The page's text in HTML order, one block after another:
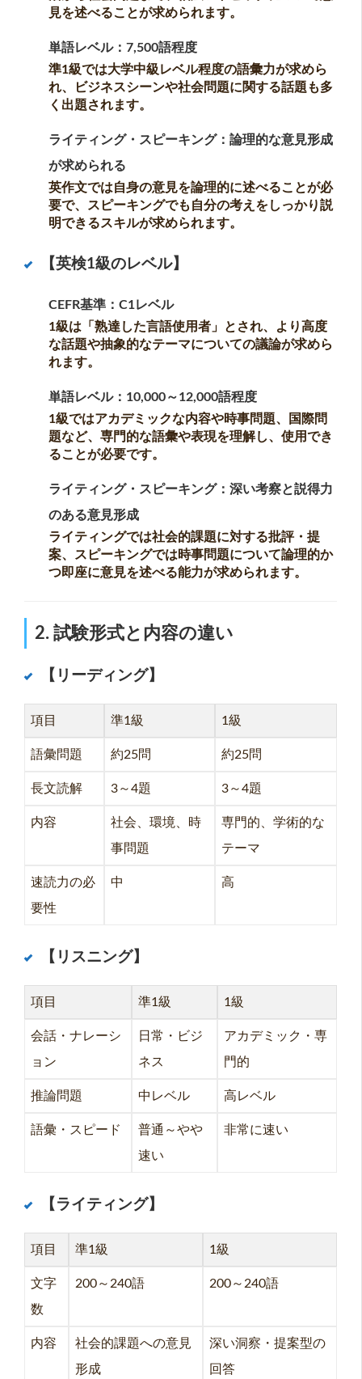
見を述べることが求められます。
単語レベル：7,500語程度
準1級では大学中級レベル程度の語彙力が求めら
れ、ビジネスシーンや社会問題に関する話題も多
く出題されます。
ライティング・スピーキング：論理的な意見形成
が求められる
英作文では自身の意見を論理的に述べることが必
要で、スピーキングでも自分の考えをしっかり説
明できるスキルが求められます。
【英検1級のレベル】
CEFR基準：C1レベル
1級は「熟達した言語使用者」とされ、より高度
な話題や抽象的なテーマについての議論が求めら
れます。
単語レベル：10,000～12,000語程度
1級ではアカデミックな内容や時事問題、国際問
題など、専門的な語彙や表現を理解し、使用でき
ることが必要です。
ライティング・スピーキング：深い考察と説得力
のある意見形成
ライティングでは社会的課題に対する批評・提
案、スピーキングでは時事問題について論理的か
つ即座に意見を述べる能力が求められます。
2. 試験形式と内容の違い
【リーディング】
項目 準1級 1級
語彙問題 約25問 約25問
長文読解 3～4題 3～4題
内容
社会、環境、時
事問題
専門的、学術的な
テーマ
速読力の必
要性
中 高
【リスニング】
項目 準1級 1級
会話・ナレーシ
ョン
日常・ビジ
ネス
アカデミック・専
門的
推論問題 中レベル 高レベル
語彙・スピード
普通～やや
速い
非常に速い
【ライティング】
項目 準1級 1級
文字
数
200～240語 200～240語
内容
社会的課題への意見
形成
深い洞察・提案型の
回答